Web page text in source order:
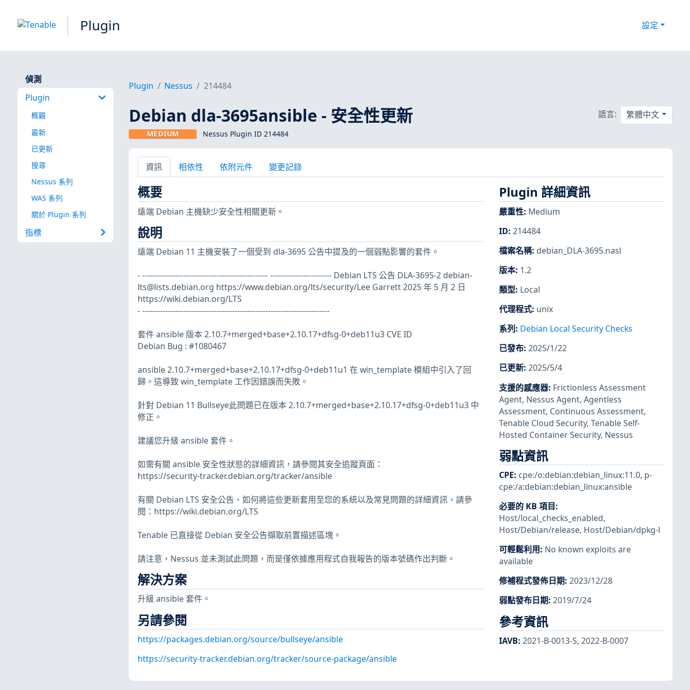
Plugin 設定
偵測
Plugin
概觀
最新
已更新
搜尋
Nessus 系列
WAS 系列
關於 Plugin 系列
指標
Plugin Nessus 214484
Debian dla-3695ansible - 安全性更新
MEDIUM Nessus Plugin ID 214484
語言: 繁體中文
資訊 相依性 依附元件 變更記錄
概要
遠端 Debian 主機缺少安全性相關更新。
說明
遠端 Debian 11 主機安裝了一個受到 dla-3695 公告中提及的一個弱點影響的套件。
- ------------------------------------------------- ------------------------ Debian LTS 公告 DLA-3695-2 debian-
lts@lists.debian.org https://www.debian.org/lts/security/Lee Garrett 2025 年 5 月 2 日
https://wiki.debian.org/LTS
- -------------------------------------------------------------------------
套件 ansible 版本 2.10.7+merged+base+2.10.17+dfsg-0+deb11u3 CVE ID
Debian Bug : #1080467
ansible 2.10.7+merged+base+2.10.17+dfsg-0+deb11u1 在 win_template 模組中引入了回
歸。這導致 win_template 工作因錯誤而失敗。
針對 Debian 11 Bullseye此問題已在版本 2.10.7+merged+base+2.10.17+dfsg-0+deb11u3 中
修正。
建議您升級 ansible 套件。
如需有關 ansible 安全性狀態的詳細資訊，請參閱其安全追蹤頁面：
https://security-tracker.debian.org/tracker/ansible
有關 Debian LTS 安全公告、如何將這些更新套用至您的系統以及常見問題的詳細資訊，請參
閱：https://wiki.debian.org/LTS
Tenable 已直接從 Debian 安全公告擷取前置描述區塊。
請注意，Nessus 並未測試此問題，而是僅依據應用程式自我報告的版本號碼作出判斷。
解決方案
升級 ansible 套件。
另請參閱
https://packages.debian.org/source/bullseye/ansible
https://security-tracker.debian.org/tracker/source-package/ansible
Plugin 詳細資訊
嚴重性: Medium
ID: 214484
檔案名稱: debian_DLA-3695.nasl
版本: 1.2
類型: Local
代理程式: unix
系列 : Debian Local Security Checks
已發布: 2025/1/22
已更新: 2025/5/4
支援的感應器: Frictionless Assessment
Agent, Nessus Agent, Agentless
Assessment, Continuous Assessment,
Tenable Cloud Security, Tenable Self-
Hosted Container Security, Nessus
弱點資訊
CPE: cpe:/o:debian:debian_linux:11.0, p-
cpe:/a:debian:debian_linux:ansible
必要的 KB 項目:
Host/local_checks_enabled,
Host/Debian/release, Host/Debian/dpkg-l
可輕鬆利用: No known exploits are
available
修補程式發佈日期: 2023/12/28
弱點發布日期: 2019/7/24
參考資訊
IAVB: 2021-B-0013-S, 2022-B-0007